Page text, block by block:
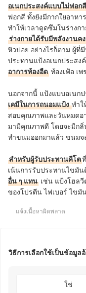
อเนกประสงค์แบบไม่ฟอก
ฟอกสี ทั้งยังมีกากใยอาห
ทำให้เวลาดูดซึมในร่างก
ร่างกายได้รับมีพลังงาน
หิวบ่อย อย่างไรก็ตาม ผู้ที่
ประทานแป้งอเนกประสง
อาการท้องอืด ท้องเฟ้อ เพ
นอกจากนี้ แป้งแบบอเนก
เคมีในการถนอมแป้งทำใ
สอบคุณภาพและวันหมดอ
มามีคุณภาพดี โดยจะมีกลิ่
ทำขนมออกมาแล้ว ขนมจ
สำหรับผู้รับประทานคีโต
เน้นการรับประทานไขมั
อื่น ๆ แทน เช่น แป้งโฮลวี
ของโปรตีน ไฟเบอร์ ไข
แจ้งเนื้อหาผิดพลาด
วิธีการเลือกใช้เป็นข้อมูล
ใช่